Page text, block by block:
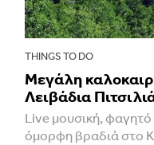
THINGS TO DO
Μεγάλη
Λειβάδια
Live μουσική, φαγητό
όμορφη βραδιά στο